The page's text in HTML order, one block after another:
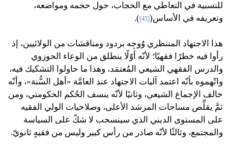
للنسبية في التعاطي مع الحجاب، حول حجمه ومواضعه،
وتعريفه في الأساس([45]
).
هذا الاجتهاد المنتظري وُوجِه بردود ومناقشات من الولائيين، إذ
رأوا فيه خطرًا فقهيًا؛ لأنّه أوّلًا ينطلق من الوعاء الحوزوي
والدرس الفقهي الشيعي المُعتمَد، وهذا ما حاولوا التشكيك فيه،
واتّهموه بأنّه اعتمد آليات الاجتهاد عند العامَّة «أهل السُّنة»، وأنّه
خالف الإجماع الشيعي، وثانيًا لأنّه ينسف الحُكم الحكومتي، ومن
ثمَّ يقلِّص مساحات المرشد الأعلى، وصلاحيات الولي الفقيه
على المستوى الديني الذي سينسحب لا شكّ على السياسة
والمجتمع، وثالثًا لأنّه صادر من رأس كبير وليس من فقيهٍ ثانويّ.